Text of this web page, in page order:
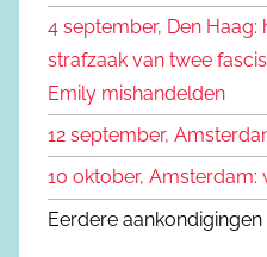
r
:
4 september, Den
strafzaak van twee
Emily mishandelden
12 september,
10 oktober,
Eerdere aankondigingen